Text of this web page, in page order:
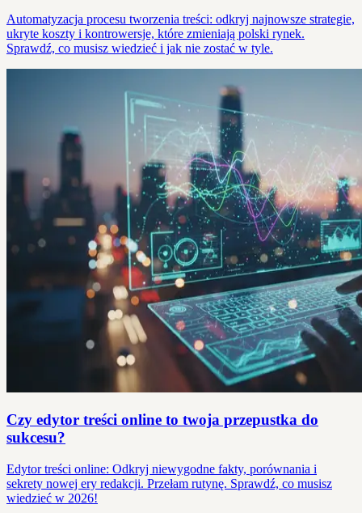
Automatyzacja procesu tworzenia treści: odkryj najnowsze strategie,
ukryte koszty i kontrowersje, które zmieniają polski rynek.
Sprawdź, co musisz wiedzieć i jak nie zostać w tyle.
Czy edytor treści online to twoja przepustka do
sukcesu?
Edytor treści online: Odkryj niewygodne fakty, porównania i
sekrety nowej ery redakcji. Przełam rutynę. Sprawdź, co musisz
wiedzieć w 2026!